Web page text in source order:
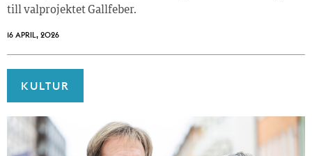
till valprojektet Gallfeber.
16 APRIL, 2026
KULTUR